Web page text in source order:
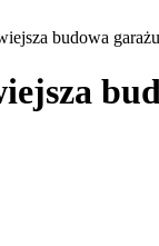
budowa